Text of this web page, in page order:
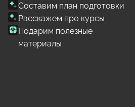
Составим план подготовки
Расскажем про курсы
Подарим полезные
материалы